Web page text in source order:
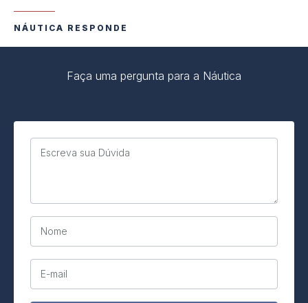
NÁUTICA RESPONDE
Faça uma pergunta para a Náutica
Escreva sua Dúvida
Nome
E-mail